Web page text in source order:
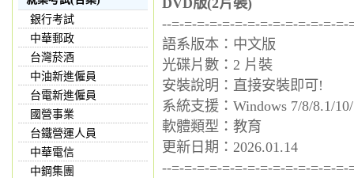
銀行考試
中華郵政
台灣菸酒
中油新進僱員
台電新進僱員
國營事業
台鐵營運人員
中華電信
中鋼集團
DVD版(2片裝)
--=-=-=-=-=-=-=-=-=-=-=-=-=-
語系版本：中文版
光碟片數：2 片裝
安裝說明：直接安裝即可!
系統支援：Windows 7/8/8.1/
軟體類型：教育
更新日期：2026.01.14
--=-=-=-=-=-=-=-=-=-=-=-=-=-